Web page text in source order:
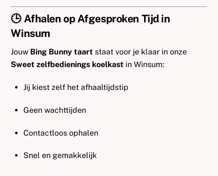
🕒 Afhalen op Afgesproken Tijd in
Winsum
Jouw Bing Bunny taart staat voor je klaar in onze
Sweet zelfbedienings koelkast in Winsum:
Jij kiest zelf het afhaaltijdstip
Geen wachttijden
Contactloos ophalen
Snel en gemakkelijk